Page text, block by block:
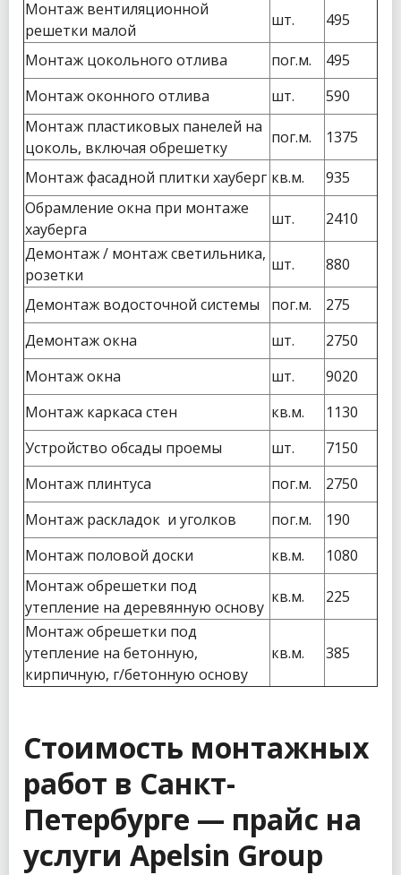
Монтаж вентиляционной
решетки малой
шт. 495
Монтаж цокольного отлива пог.м.
495
Монтаж оконного отлива
шт.
590
Монтаж пластиковых панелей на
цоколь, включая обрешетку
пог.м. 1375
Монтаж фасадной плитки хауберг кв.м.
935
Обрамление окна при монтаже
хауберга
шт.
2410
Демонтаж / монтаж светильника,
розетки
шт. 880
Демонтаж водосточной системы пог.м.
275
Демонтаж окна
шт.
2750
Монтаж окна
шт.
9020
Монтаж каркаса стен
кв.м.
1130
Устройство обсады проемы
шт.
7150
Монтаж плинтуса
пог.м.
2750
Монтаж раскладок и уголков
пог.м.
190
Монтаж половой доски
кв.м.
1080
Монтаж обрешетки под
утепление на деревянную основу
кв.м.
225
Монтаж обрешетки под
утепление на бетонную,
кирпичную, г/бетонную основу
кв.м. 385
Стоимость монтажных
работ в Санкт-
Петербурге — прайс на
услуги Apelsin Group